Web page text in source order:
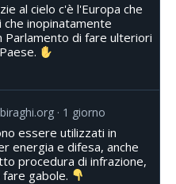
al cielo c'è l'Europa che
che inopinatamente
Parlamento di fare ulteriori
1 giorno
essere utilizzati in
energia e difesa, anche
procedura di infrazione,
gabole.